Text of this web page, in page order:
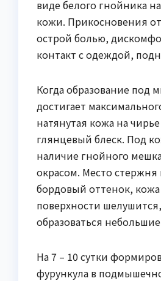
виде белого гнойника
кожи. Прикосновения
острой болью,
контакт с одеждой,
Когда образование под
достигает
натянутая кожа на
глянцевый блеск. Под
наличие гнойного
окрасом. Место стержня
бордовый оттенок,
поверхности
образоваться
На 7 – 10 сутки
фурункула в